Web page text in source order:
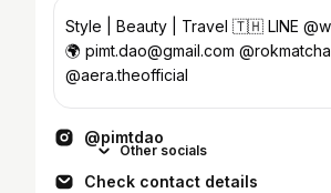
Style | Beauty | Travel 🇹🇭 LINE @workswithpd
🌍 pimt.dao@gmail.com @rokmatcha
@aera.theofficial
@pimtdao
Other socials
Check contact details